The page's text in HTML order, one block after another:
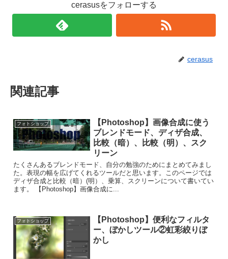
cerasusをフォローする
cerasus
関連記事
フォトショップ
【Photoshop】画像合成に使う
ブレンドモード、ディザ合成、
比較（暗）、比較（明）、スク
リーン
たくさんあるブレンドモード、自分の勉強のためにまとめてみまし
た。表現の幅を広げてくれるツールだと思います。このページでは
ディザ合成と比較（暗）(明）、乗算、スクリーンについて書いてい
ます。 【Photoshop】画像合成に...
フォトショップ
【Photoshop】便利なフィルタ
ー、ぼかしツール②虹彩絞りぼ
かし